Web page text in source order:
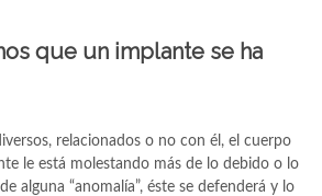
que un implante se ha
relacionados o no con él, el cuerpo
le está molestando más de lo debido o lo
alguna “anomalía”, éste se defenderá y lo